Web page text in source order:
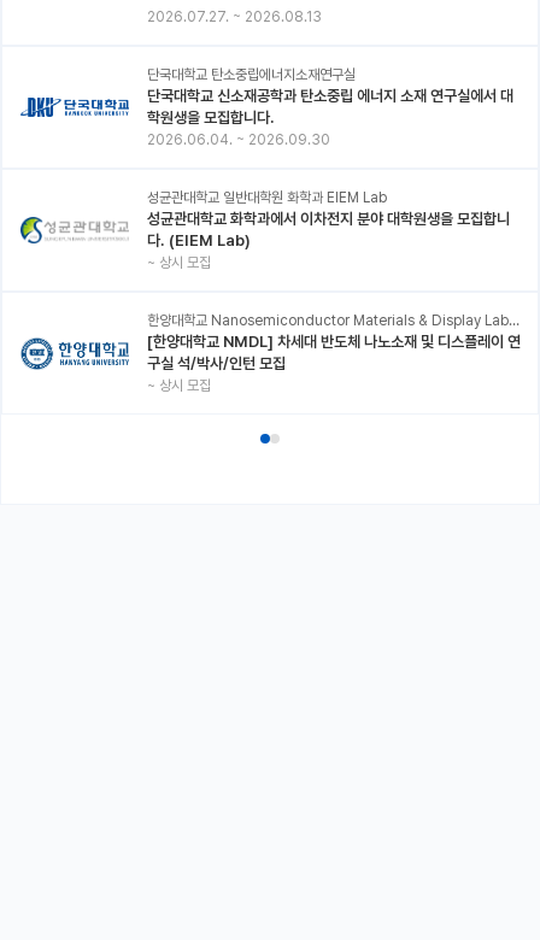
2026.07.27. ~ 2026.08.13
단국대학교 탄소중립에너지소재연구실
단국대학교 신소재공학과 탄소중립 에너지 소재 연구실에서 대
학원생을 모집합니다.
2026.06.04. ~ 2026.09.30
성균관대학교 일반대학원 화학과 EIEM Lab
성균관대학교 화학과에서 이차전지 분야 대학원생을 모집합니
다. (EIEM Lab)
~ 상시 모집
한양대학교 Nanosemiconductor Materials & Display Laboratory
[한양대학교 NMDL] 차세대 반도체 나노소재 및 디스플레이 연
구실 석/박사/인턴 모집
~ 상시 모집